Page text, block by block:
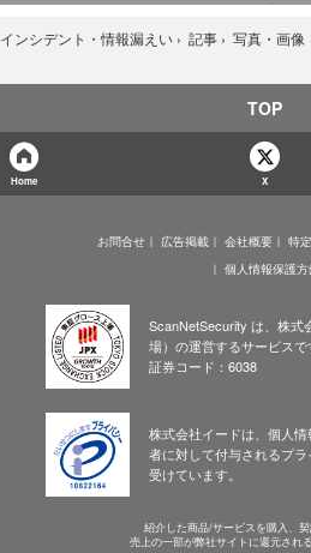
インシデント・情報漏えい › 記事 › 写真・画像
TOP
Home X
お問合せ 広告掲載 会社概要
特
個人情報保護方
ScanNetSecurity は、株式
場）の運営するサービスで
証券コード：6038
株式会社イードは、個人
者に対して付与されるプ
受けています。
紹介した商品/サービスを購入、契
売上の一部が弊社サイトに還元され